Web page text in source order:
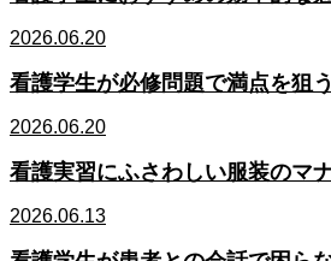
2026.06.20
看護学生が必修問題で満点を狙
2026.06.20
看護実習にふさわしい服装のマ
2026.06.13